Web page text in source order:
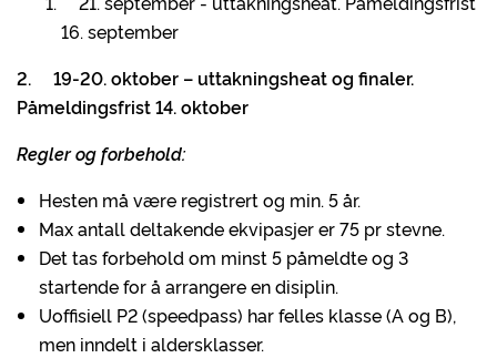
16. september
2. 19-20. oktober – uttakningsheat og finaler.
Påmeldingsfrist 14. oktober
Regler og forbehold:
Hesten må være registrert og min. 5 år.
Max antall deltakende ekvipasjer er 75 pr stevne.
Det tas forbehold om minst 5 påmeldte og 3
startende for å arrangere en disiplin.
Uoffisiell P2 (speedpass) har felles klasse (A og B),
men inndelt i aldersklasser.